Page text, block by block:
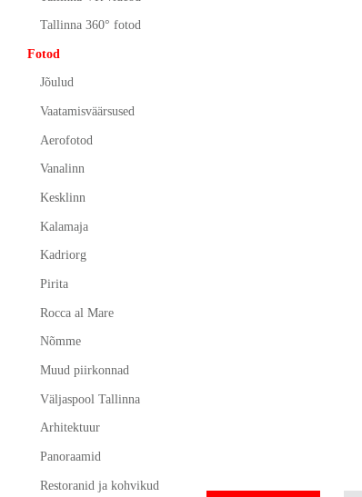
Tallinna 360° fotod
Fotod
Jõulud
Vaatamisväärsused
Aerofotod
Vanalinn
Kesklinn
Kalamaja
Kadriorg
Pirita
Rocca al Mare
Nõmme
Muud piirkonnad
Väljaspool Tallinna
Arhitektuur
Panoraamid
Restoranid ja kohvikud